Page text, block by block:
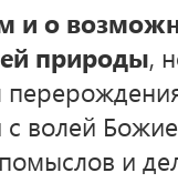
и о
природы,
волей
и